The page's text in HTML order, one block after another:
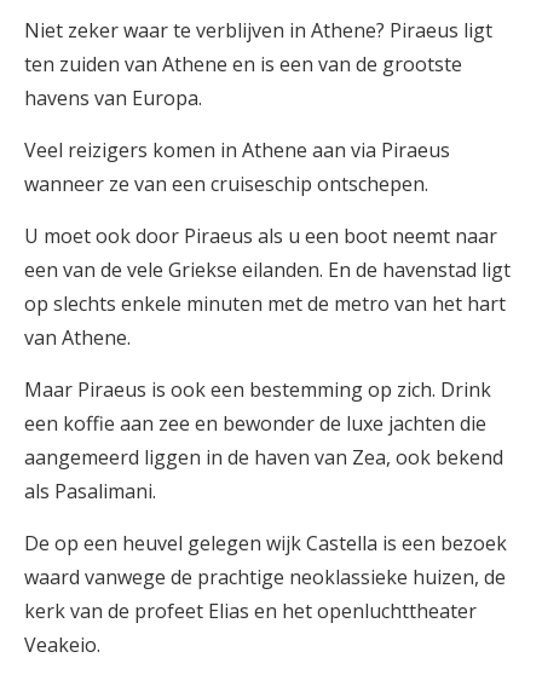
Niet zeker waar te verblijven in Athene? Piraeus ligt
ten zuiden van Athene en is een van de grootste
havens van Europa.
Veel reizigers komen in Athene aan via Piraeus
wanneer ze van een cruiseschip ontschepen.
U moet ook door Piraeus als u een boot neemt naar
een van de vele Griekse eilanden. En de havenstad ligt
op slechts enkele minuten met de metro van het hart
van Athene.
Maar Piraeus is ook een bestemming op zich. Drink
een koffie aan zee en bewonder de luxe jachten die
aangemeerd liggen in de haven van Zea, ook bekend
als Pasalimani.
De op een heuvel gelegen wijk Castella is een bezoek
waard vanwege de prachtige neoklassieke huizen, de
kerk van de profeet Elias en het openluchttheater
Veakeio.